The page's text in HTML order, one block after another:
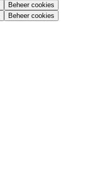
Beheer cookies
Beheer cookies